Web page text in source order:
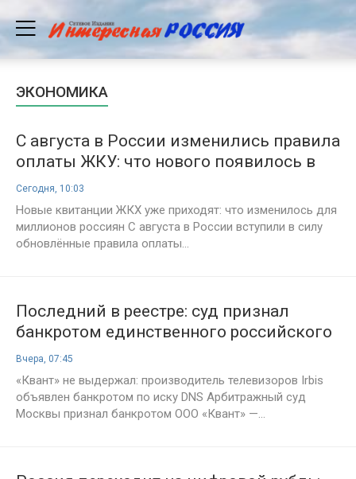
ЭКОНОМИКА
С августа в России изменились правила
оплаты ЖКУ: что нового появилось в
коммунальных квитанциях
Сегодня, 10:03
Новые квитанции ЖКХ уже приходят: что изменилось для
миллионов россиян С августа в России вступили в силу
обновлённые правила оплаты...
Последний в реестре: суд признал
банкротом единственного российского
производителя телевизоров
Вчера, 07:45
«Квант» не выдержал: производитель телевизоров Irbis
объявлен банкротом по иску DNS Арбитражный суд
Москвы признал банкротом ООО «Квант» —...